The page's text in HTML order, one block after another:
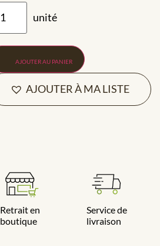
AJOUTER AU PANIER
AJOUTER À MA LISTE
Retrait en
boutique
Service de
livraison